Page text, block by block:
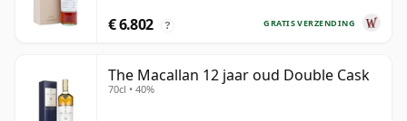
GRATIS VERZENDING
€ 6.802 ?
The Macallan 12 jaar oud Double Cask
70cl • 40%